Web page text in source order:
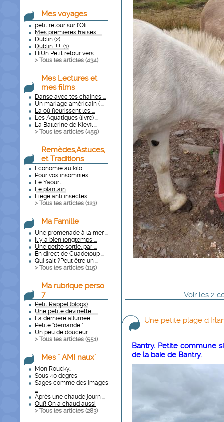
Mes voyages
petit retour sur l'Oli ...
Mes premières fraises. ...
Dublin (2)
Dublin !!!!! (1)
HiUn Petit retour vers ...
> Tous les articles (434)
Mes Lectures et
mes films
Danse avec tes chaînes ...
Un mariage américain ( ...
La où fleurissent les ...
Les Aquatiques (livre) ...
La Ballerine de Kiev(l ...
> Tous les articles (459)
Remèdes,Astuces,
et Traditions
Economie au kilo
Pour vos insomnies
Le Yaourt
Le plantain
Liege anti insectes
> Tous les articles (123)
Ma Famille
Une promenade à la mer ...
Il y a bien longtemps ...
Une petite sortie, par ...
En direct de Guadeloup ...
Qui sait ?Peut être un ...
> Tous les articles (115)
Ma rubrique perso
7
Petit Rappel (blogs)
Une petite devinette.. ...
La dernière allumée
Petite "demande "
Un peu de douceur..
> Tous les articles (551)
Mes " AMI naux"
Mon Roucky..
Sous 40 degres
Sages comme des images
...
Après une chaude journ ...
Ouf! On a chaud aussi
> Tous les articles (283)
Voir les 2
Une petite plage
Bantry. Petite commune
de la baie de Bantry.